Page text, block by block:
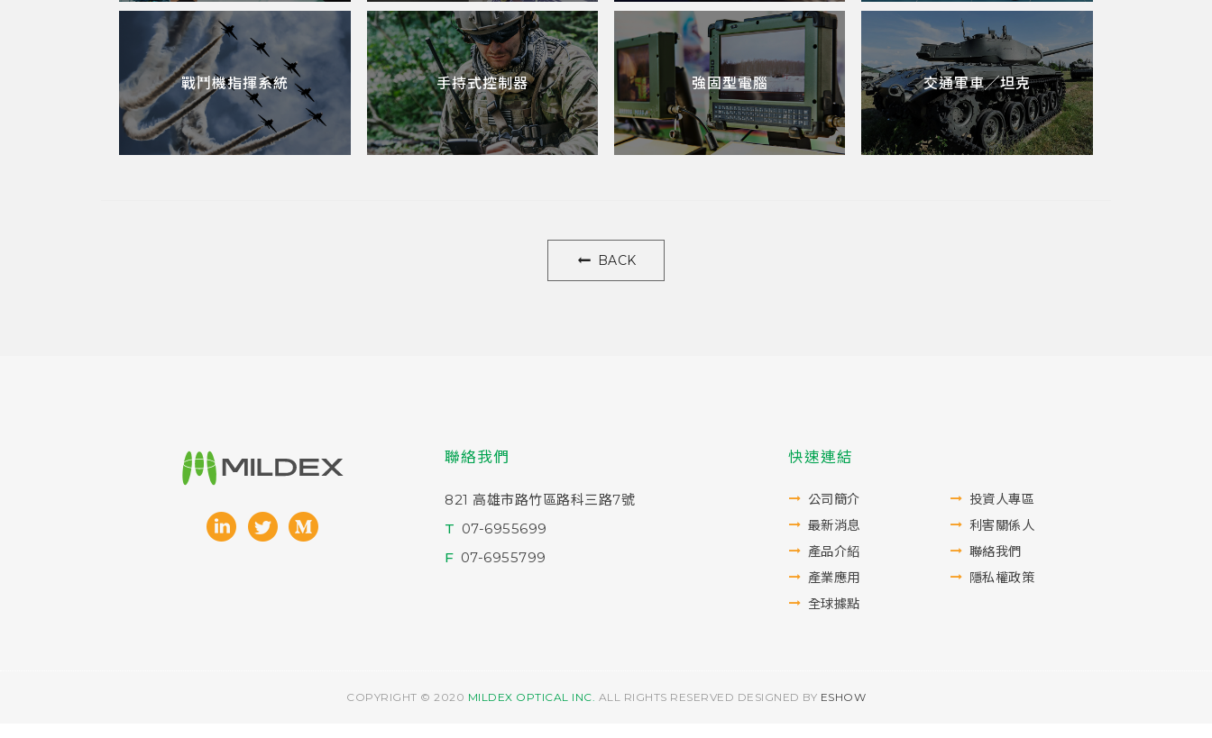
戰鬥機指揮系統 手持式控制器 強固型電腦 交通軍車╱坦克
BACK
聯絡我們
821 高雄市路竹區路科三路7號
T 07-6955699
F 07-6955799
快速連結
公司簡介
最新消息
產品介紹
產業應用
投資人專區
利害關係人
聯絡我們
隱私權政策
全球據點
COPYRIGHT © 2020 MILDEX OPTICAL INC. ALL RIGHTS RESERVED DESIGNED BY ESHOW